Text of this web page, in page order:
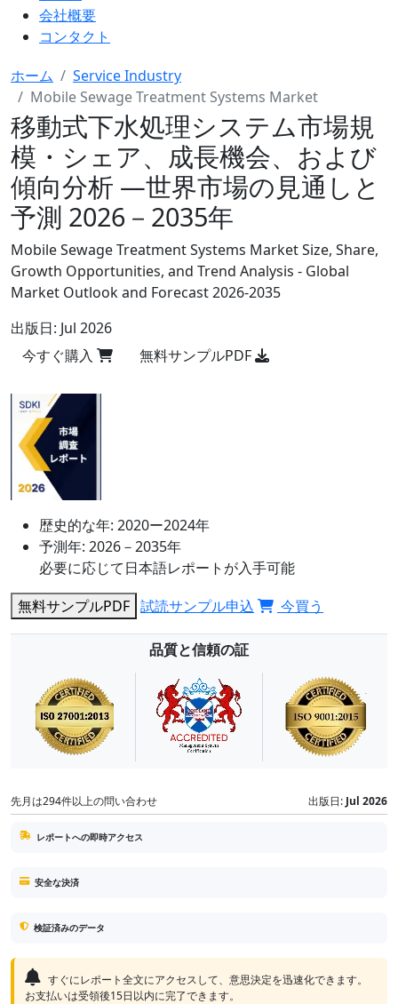
会社概要
コンタクト
ホーム
Service Industry
Mobile Sewage Treatment Systems Market
移動式下水処理システム市場規
模・シェア、成長機会、および
傾向分析 ―世界市場の見通しと
予測 2026－2035年
Mobile Sewage Treatment Systems Market Size, Share,
Growth Opportunities, and Trend Analysis - Global
Market Outlook and Forecast 2026-2035
出版日: Jul 2026
今すぐ購入
無料サンプルPDF
歴史的な年: 2020ー2024年
予測年: 2026－2035年
必要に応じて日本語レポートが入手可能
無料サンプルPDF 試読サンプル申込 今買う
品質と信頼の証
先月は294件以上の問い合わせ 出版日: Jul 2026
レポートへの即時アクセス
安全な決済
検証済みのデータ
すぐにレポート全文にアクセスして、意思決定を迅速化できます。
お支払いは受領後15日以内に完了できます。